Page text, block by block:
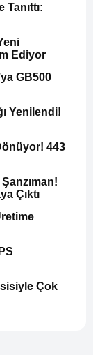
Tanıttı:
Ediyor
GB500
Yenilendi!
443
Çıktı
Çok